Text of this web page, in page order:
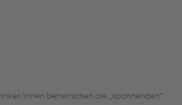
innen beherrschen die „spannenden“